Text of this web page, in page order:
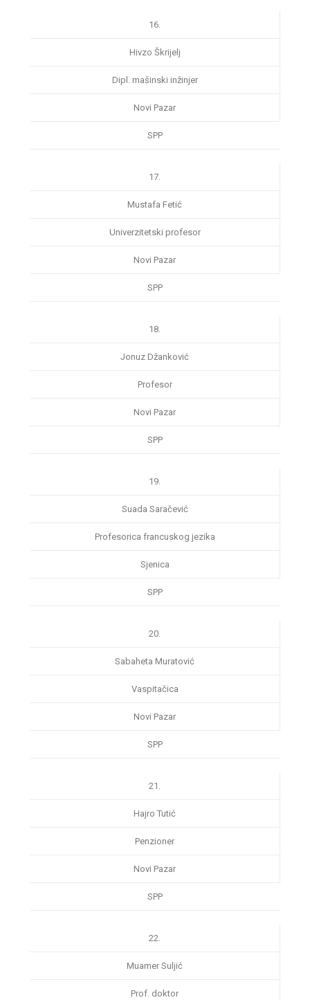
16.
Hivzo Škrijelj
Dipl. mašinski inžinjer
Novi Pazar
SPP
17.
Mustafa Fetić
Univerzitetski profesor
Novi Pazar
SPP
18.
Jonuz Džanković
Profesor
Novi Pazar
SPP
19.
Suada Saračević
Profesorica francuskog jezika
Sjenica
SPP
20.
Sabaheta Muratović
Vaspitačica
Novi Pazar
SPP
21.
Hajro Tutić
Penzioner
Novi Pazar
SPP
22.
Muamer Suljić
Prof. doktor